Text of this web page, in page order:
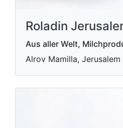
Roladin
Aus aller Welt,
Alrov Mamilla, Jerusalem